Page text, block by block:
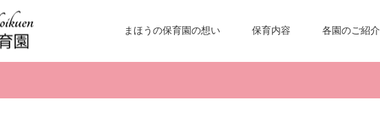
まほうの保育園の想い 保育内容 各園のご紹介